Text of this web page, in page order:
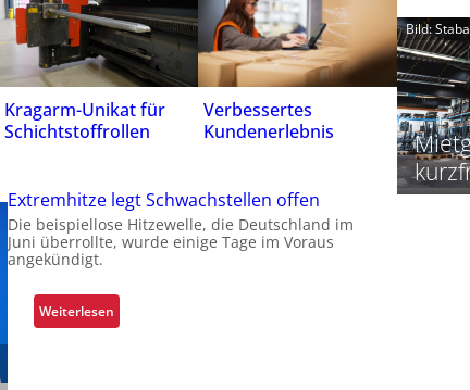
Kragarm-Unikat für
Schichtstoffrollen
Verbessertes
Kundenerlebnis
Extremhitze legt Schwachstellen offen
Die beispiellose Hitzewelle, die Deutschland im
Juni überrollte, wurde einige Tage im Voraus
angekündigt.
Weiterlesen:
E
t
r
i
e
z
i
t
t
r
r
I
Bild: